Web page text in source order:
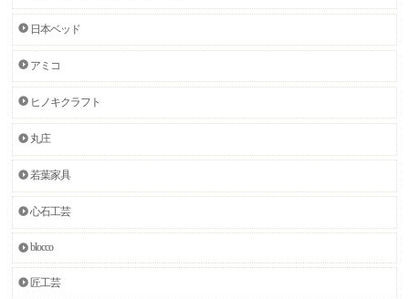
日本ベッド
アミコ
ヒノキクラフト
丸庄
若葉家具
心石工芸
blocco
匠工芸